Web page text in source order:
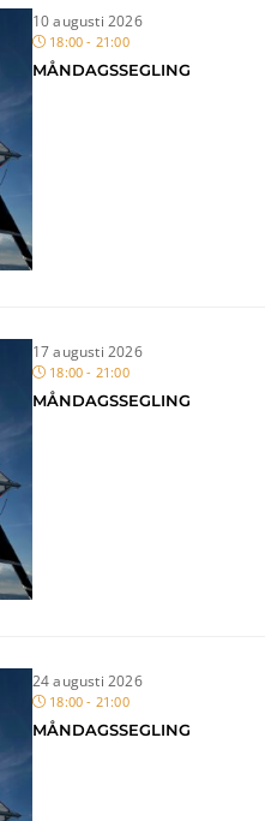
10 augusti 2026
18:00 - 21:00
MÅNDAGSSEGLING
17 augusti 2026
18:00 - 21:00
MÅNDAGSSEGLING
24 augusti 2026
18:00 - 21:00
MÅNDAGSSEGLING